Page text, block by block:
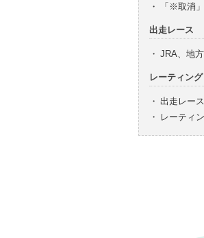
・
「※取消
出走レース
・ JRA、地
レーティング
・ 出走レー
・
レーティ